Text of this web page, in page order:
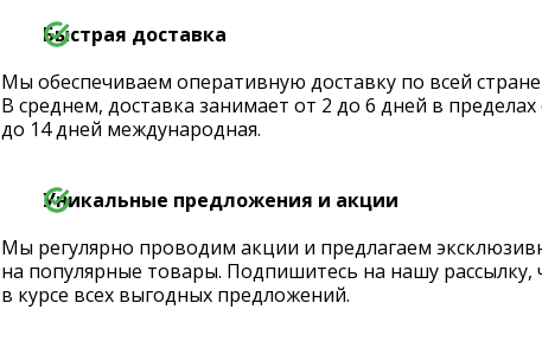
Быстрая доставка
Мы обеспечиваем оперативную доставку по всей
В среднем, доставка занимает от 2 до 6 дней в
до 14 дней международная.
Уникальные предложения и акции
Мы регулярно проводим акции и предлагаем
на популярные товары. Подпишитесь на нашу рассылку,
в курсе всех выгодных предложений.